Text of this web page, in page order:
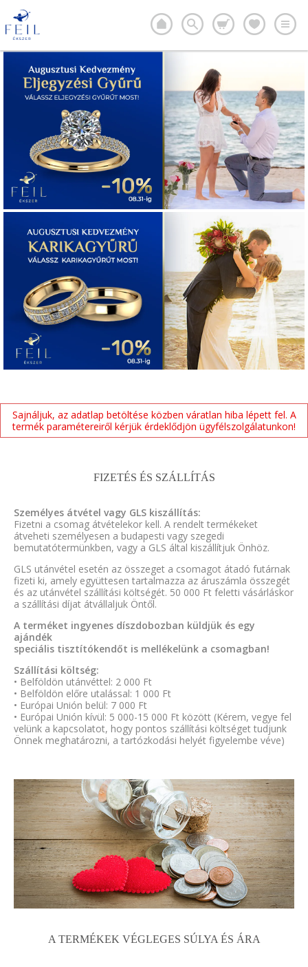
Sajnáljuk, az adatlap betöltése közben váratlan hiba lépett fel. A
termék paramétereiről kérjük érdeklődjön ügyfélszolgálatunkon!
FIZETÉS ÉS SZÁLLÍTÁS
Személyes átvétel vagy GLS kiszállítás:
Fizetni a csomag átvételekor kell. A rendelt termékeket
átveheti személyesen a budapesti vagy szegedi
bemutatótermünkben, vagy a GLS által kiszállítjuk Önhöz.
GLS utánvétel esetén az összeget a csomagot átadó futárnak
fizeti ki, amely együttesen tartalmazza az áruszámla összegét
és az utánvétel szállítási költségét. 50 000 Ft feletti vásárláskor
a szállítási díjat átvállaljuk Öntől.
A terméket ingyenes díszdobozban küldjük és egy
ajándék
speciális tisztítókendőt is mellékelünk a csomagban!
Szállítási költség:
• Belföldön utánvéttel: 2 000 Ft
• Belföldön előre utalással: 1 000 Ft
• Európai Unión belül: 7 000 Ft
• Európai Unión kívül: 5 000-15 000 Ft között (Kérem, vegye fel
velünk a kapcsolatot, hogy pontos szállítási költséget tudjunk
Önnek meghatározni, a tartózkodási helyét figyelembe véve)
A TERMÉKEK VÉGLEGES SÚLYA ÉS ÁRA